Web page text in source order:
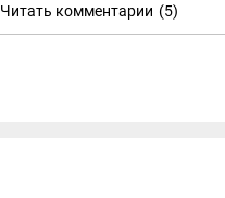
Читать комментарии (5)